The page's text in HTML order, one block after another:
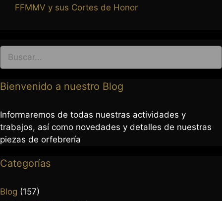
FFMMV y sus Cortes de Honor
Bienvenido a nuestro Blog
Informaremos de todas nuestras actividades y
trabajos, así como novedades y detalles de nuestras
piezas de orfebrería
Categorías
Blog (157)